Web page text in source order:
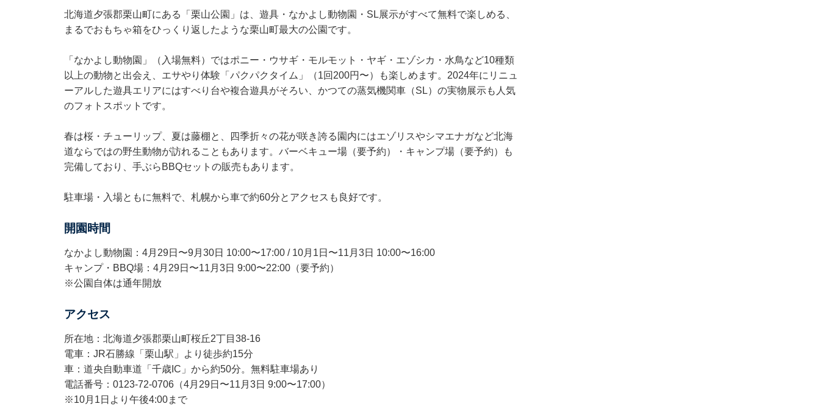
北海道夕張郡栗山町にある「栗山公園」は、遊具・なかよし動物園・SL展示がすべて無料で楽しめる、
まるでおもちゃ箱をひっくり返したような栗山町最大の公園です。
「なかよし動物園」（入場無料）ではポニー・ウサギ・モルモット・ヤギ・エゾシカ・水鳥など10種類
以上の動物と出会え、エサやり体験「パクパクタイム」（1回200円〜）も楽しめます。2024年にリニュ
ーアルした遊具エリアにはすべり台や複合遊具がそろい、かつての蒸気機関車（SL）の実物展示も人気
のフォトスポットです。
春は桜・チューリップ、夏は藤棚と、四季折々の花が咲き誇る園内にはエゾリスやシマエナガなど北海
道ならではの野生動物が訪れることもあります。バーベキュー場（要予約）・キャンプ場（要予約）も
完備しており、手ぶらBBQセットの販売もあります。
駐車場・入場ともに無料で、札幌から車で約60分とアクセスも良好です。
開園時間
なかよし動物園：4月29日〜9月30日 10:00〜17:00 / 10月1日〜11月3日 10:00〜16:00
キャンプ・BBQ場：4月29日〜11月3日 9:00〜22:00（要予約）
※公園自体は通年開放
アクセス
所在地：北海道夕張郡栗山町桜丘2丁目38-16
電車：JR石勝線「栗山駅」より徒歩約15分
車：道央自動車道「千歳IC」から約50分。無料駐車場あり
電話番号：0123-72-0706（4月29日〜11月3日 9:00〜17:00）
※10月1日より午後4:00まで